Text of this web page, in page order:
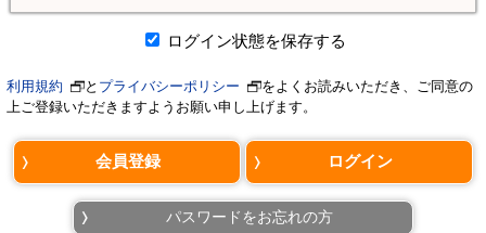
ログイン状態を保存する
利用規約 と プライバシーポリシー
をよくお読みいただき、ご同意の
上ご登録いただきますようお願い申し上げます。
パスワードをお忘れの方